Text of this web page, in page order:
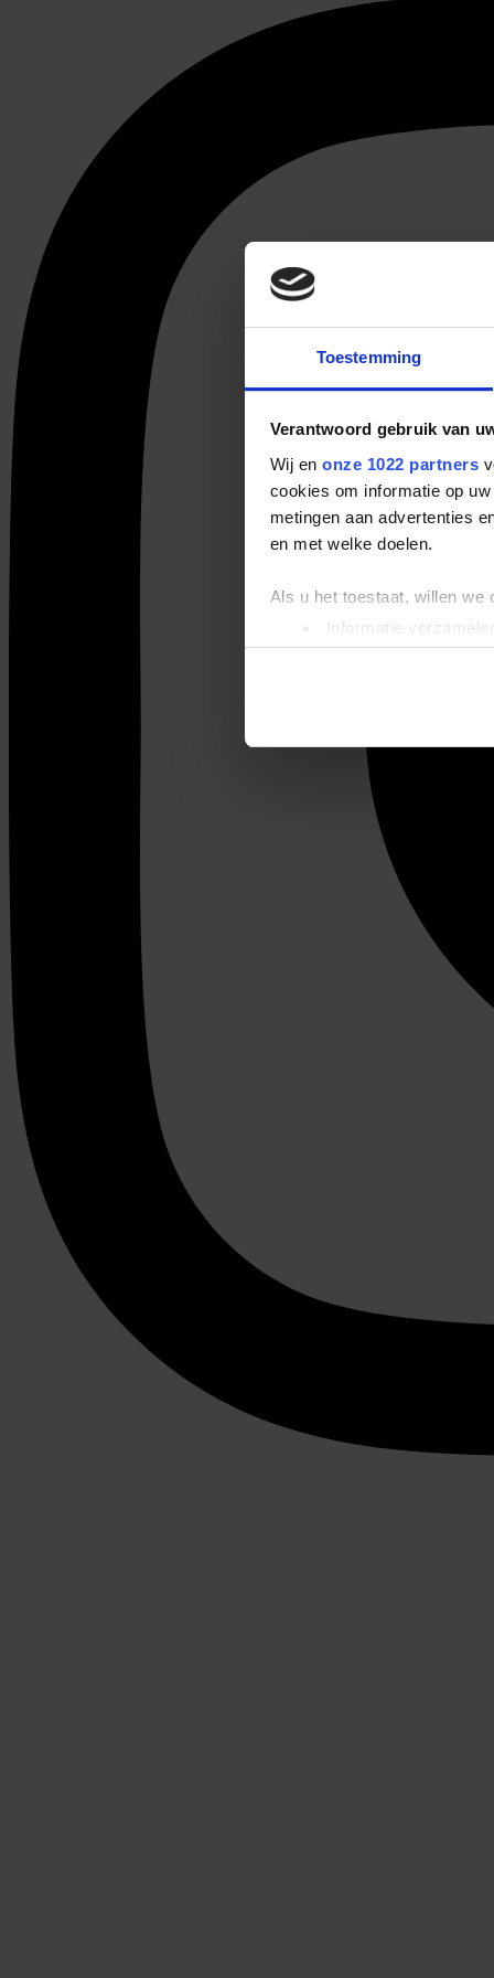
Toestemming
Verantwoord gebruik van
Wij en onze 1022 partners
cookies om informatie op
metingen aan advertenties
en met welke doelen.
Als u het toestaat, willen we
Informatie
Uw apparaat
Lees meer over hoe uw
We gebruiken cookies om
websiteverkeer te
media, adverteren en
verstrekt of die ze hebben